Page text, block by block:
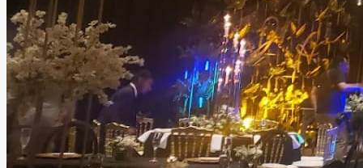
Salón Mondän
Durango, Durango Salón
Información